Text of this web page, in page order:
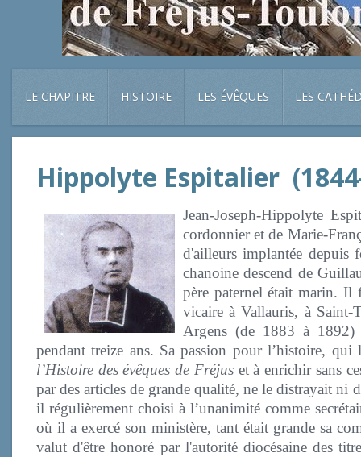
LE CHAPITRE HISTOIRE LES ÉVÊQUES LES
Hippolyte Espitalier
Jean-Joseph-Hippolyte
cordonnier et de Marie-
d'ailleurs implantée depuis
chanoine descend de
père paternel était marin. Il
vicaire à Vallauris, à Saint-
Argens (de 1883 à 1892)
pendant treize ans. Sa passion pour l’histoire,
l’Histoire des évêques de Fréjuset à enrichir sans
par des articles de grande qualité, ne le distrayait ni
il régulièrement choisi à l’unanimité comme
où il a exercé son ministère, tant était grande sa
valut d'être honoré par l'autorité diocésaine des